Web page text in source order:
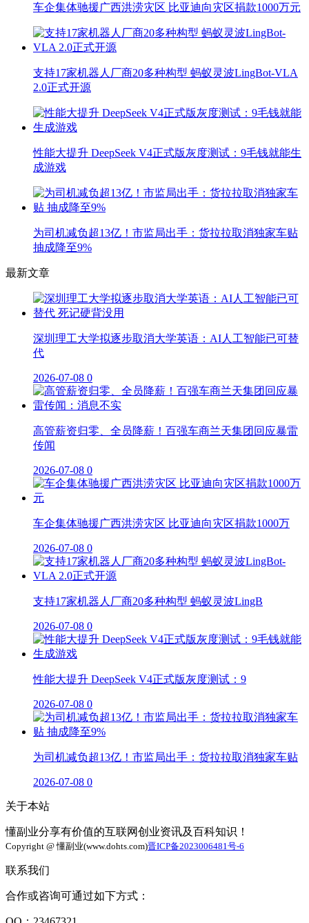
车企集体驰援广西洪涝灾区 比亚迪向灾区捐款1000万元
支持17家机器人厂商20多种构型 蚂蚁灵波LingBot-VLA
2.0正式开源
性能大提升 DeepSeek V4正式版灰度测试：9毛钱就能生
成游戏
为司机减负超13亿！市监局出手：货拉拉取消独家车贴
抽成降至9%
最新文章
深圳理工大学拟逐步取消大学英语：AI人工智能已可替
代
2026-07-08 0
高管薪资归零、全员降薪！百强车商兰天集团回应暴雷
传闻
2026-07-08 0
车企集体驰援广西洪涝灾区 比亚迪向灾区捐款1000万
2026-07-08 0
支持17家机器人厂商20多种构型 蚂蚁灵波LingB
2026-07-08 0
性能大提升 DeepSeek V4正式版灰度测试：9
2026-07-08 0
为司机减负超13亿！市监局出手：货拉拉取消独家车贴
2026-07-08 0
关于本站
懂副业分享有价值的互联网创业资讯及百科知识！
Copyright @ 懂副业(www.dohts.com)晋ICP备2023006481号-6
联系我们
合作或咨询可通过如下方式：